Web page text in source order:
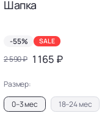
Шапка
-55% SALE
2 590 ₽ 1 165 ₽
Размер:
0–3 мес
18–24 мес